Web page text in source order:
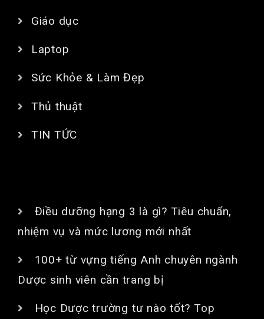
Giáo dục
Laptop
Sức Khỏe & Làm Đẹp
Thủ thuật
TIN TỨC
Điều dưỡng hạng 3 là gì? Tiêu chuẩn,
nhiệm vụ và mức lương mới nhất
100+ từ vựng tiếng Anh chuyên ngành
Dược sinh viên cần trang bị
Học Dược trường tư nào tốt? Top